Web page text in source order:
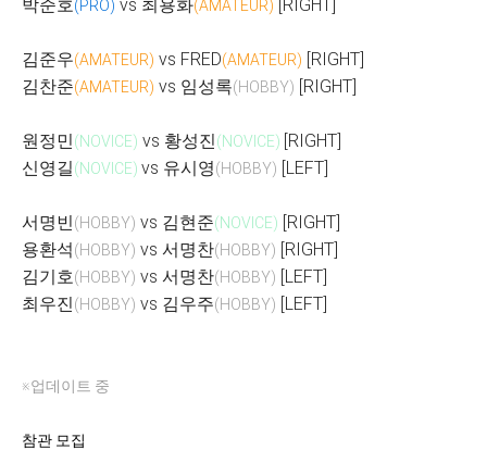
박준호(PRO) vs 최용화(AMATEUR) [RIGHT]
김준우(AMATEUR) vs FRED(AMATEUR) [RIGHT]
김찬준(AMATEUR) vs 임성록(HOBBY) [RIGHT]
원정민(NOVICE) vs 황성진(NOVICE) [RIGHT]
신영길(NOVICE) vs 유시영(HOBBY) [LEFT]
서명빈(HOBBY) vs 김현준(NOVICE) [RIGHT]
용환석(HOBBY) vs 서명찬(HOBBY) [RIGHT]
김기호(HOBBY) vs 서명찬(HOBBY) [LEFT]
최우진(HOBBY) vs 김우주(HOBBY) [LEFT]
※업데이트 중
참관 모집